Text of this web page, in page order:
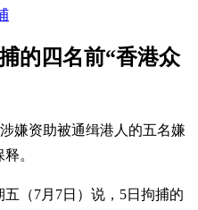
的四名前“香港众
嫌资助被通缉港人的五名嫌
。
（7月7日）说，5日拘捕的